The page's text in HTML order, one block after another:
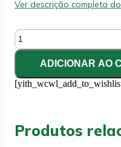
Ver descrição completa
DESINFETANTE
EUCALIPTO
5L
SUPERPRO
quantidade
ADICIONAR AO
Produtos